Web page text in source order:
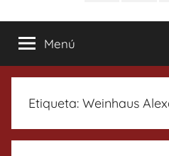
Tonics
Menú
Etiqueta: Weinhaus